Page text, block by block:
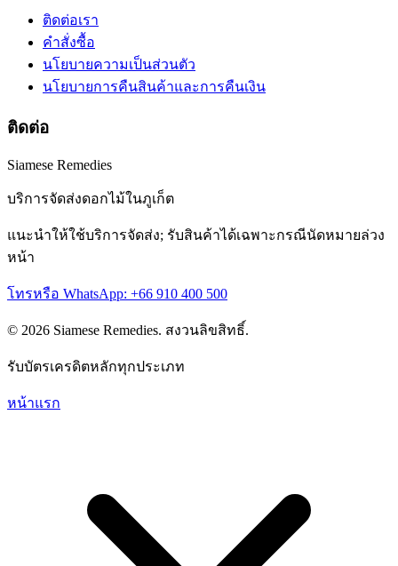
ติดต่อเรา
คำสั่งซื้อ
นโยบายความเป็นส่วนตัว
นโยบายการคืนสินค้าและการคืนเงิน
ติดต่อ
Siamese Remedies
บริการจัดส่งดอกไม้ในภูเก็ต
แนะนำให้ใช้บริการจัดส่ง; รับสินค้าได้เฉพาะกรณีนัดหมายล่วง
หน้า
โทรหรือ WhatsApp: +66 910 400 500
© 2026 Siamese Remedies. สงวนลิขสิทธิ์.
รับบัตรเครดิตหลักทุกประเภท
หน้าแรก